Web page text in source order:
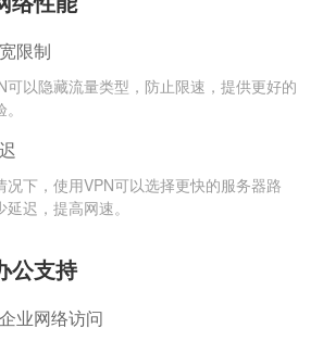
限制
可以隐藏流量类型，防止限速，提供更好的
况下，使用VPN可以选择更快的服务器路
迟，提高网速。
公支持
业网络访问